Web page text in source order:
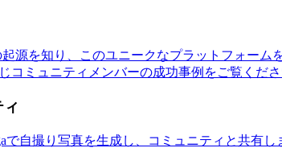
起源を知り、このユニークなプラットフォーム
コミュニティメンバーの成功事例をご覧くださ
で自撮り写真を生成し、コミュニティと共有し